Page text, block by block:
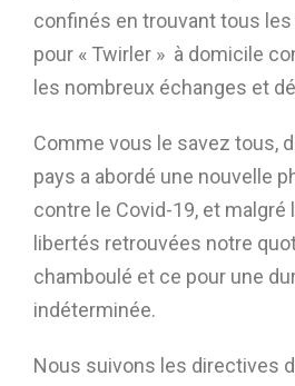
confinés en trouvant tous
pour « Twirler » à domicile
les nombreux échanges et
Comme vous le savez tous,
pays a abordé une nouvelle
contre le Covid-19, et malgré
libertés retrouvées notre
chamboulé et ce pour une
indéterminée.
Nous suivons les directives